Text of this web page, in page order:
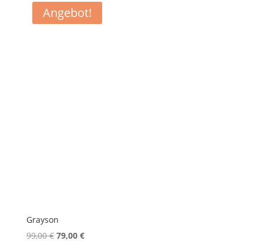
Angebot!
Grayson
99,00€ Ursprünglicher
79,00 €Aktueller